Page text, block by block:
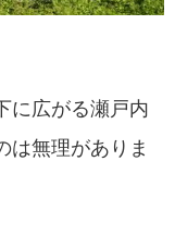
に広がる瀬戸内
は無理がありま